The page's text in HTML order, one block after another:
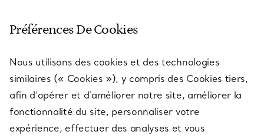
SERVICES
À PROPOS
Préférences De Cookies
Nous utilisons des cookies et des technologies
similaires (« Cookies »), y compris des Cookies tiers,
afin d’opérer et d’améliorer notre site, améliorer la
fonctionnalité du site, personnaliser votre
expérience, effectuer des analyses et vous